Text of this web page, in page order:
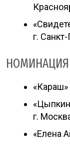
г.
НОМИНАЦИЯ
г.
«Елена